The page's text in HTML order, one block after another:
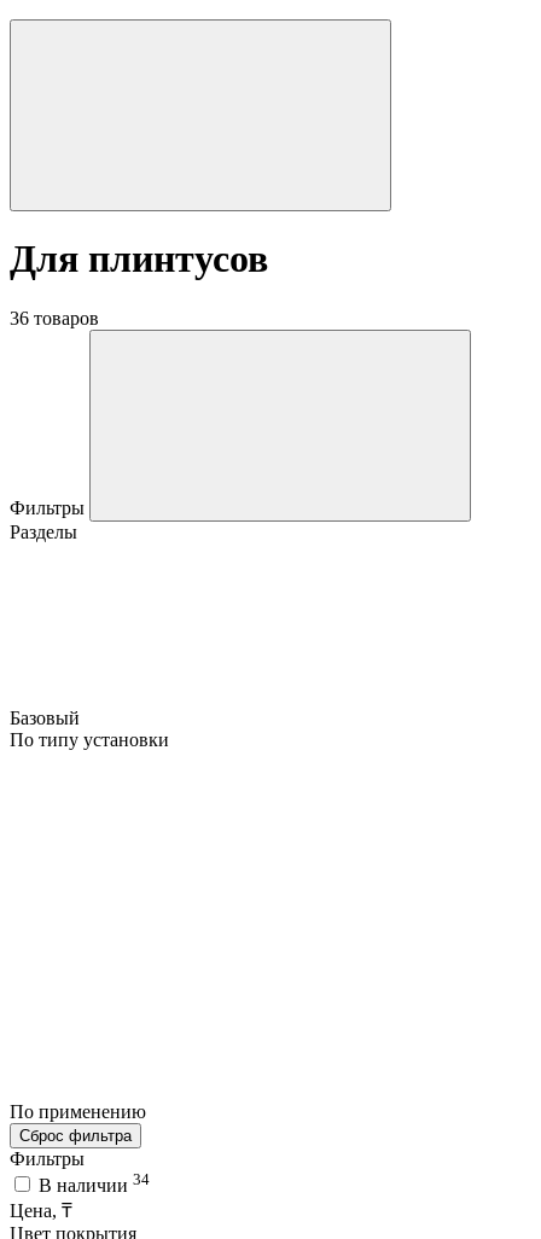
Для плинтусов
36 товаров
Фильтры
Разделы
Базовый
По типу установки
По применению
Сброс фильтра
Фильтры
В наличии 34
Цена, ₸
Цвет покрытия